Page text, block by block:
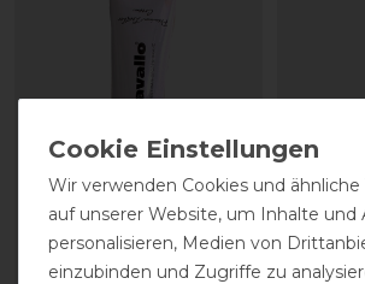
Schuhcreme 75 ml
Wir verwenden Cookies und ähnliche
auf unserer Website, um Inhalte und
personalisieren, Medien von
einzubinden und Zugriffe zu